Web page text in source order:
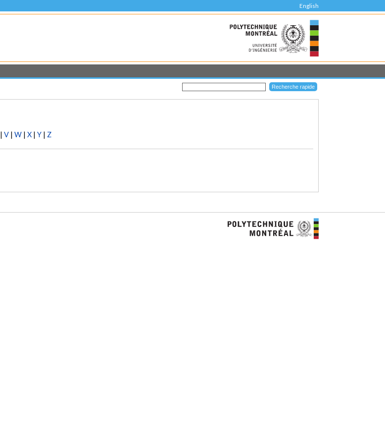
English
|V |W |X |Y | Z